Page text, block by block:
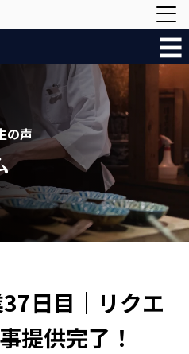
☰
の声
日目｜リクエ
提供完了！